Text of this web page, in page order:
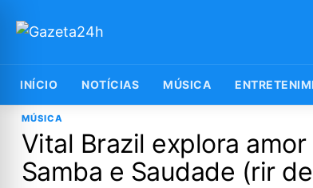
INÍCIO NOTÍCIAS MÚSICA
MÚSICA
Vital Brazil explora
Samba e Saudade (rir